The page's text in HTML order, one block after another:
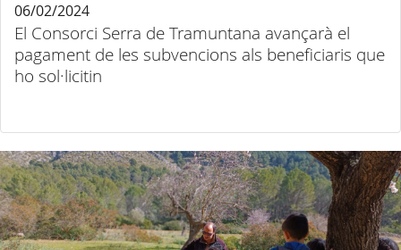
El Consorci Serra de Tramuntana avançarà el
pagament de les subvencions als beneficiaris que
ho sol·licitin
06/02/2024